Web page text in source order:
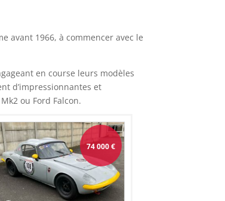
avant 1966, à commencer avec le
en course leurs modèles
d’impressionnantes et
ou Ford Falcon.
74 000€